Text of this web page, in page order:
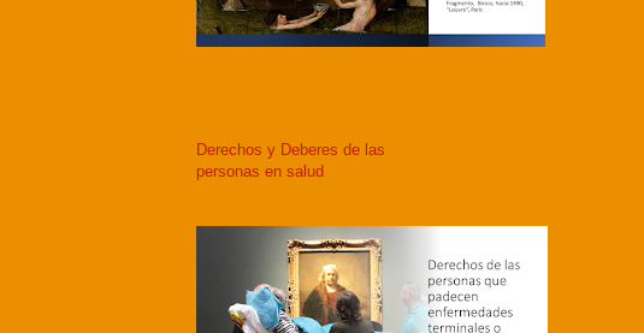
Derechos y Deberes de las
personas en salud